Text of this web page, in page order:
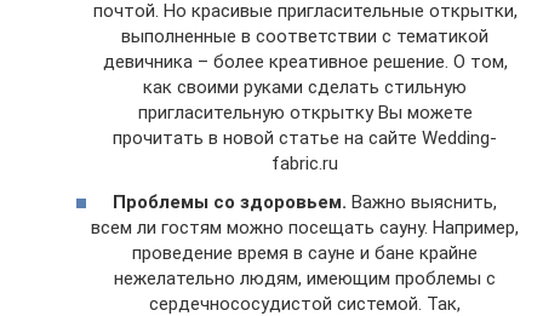
почтой. Но красивые пригласительные открытки,
выполненные в соответствии с тематикой
девичника – более креативное решение. О том,
как своими руками сделать стильную
пригласительную открытку Вы можете
прочитать в новой статье на сайте Wedding-
fabric.ru
Проблемы со здоровьем. Важно выяснить,
всем ли гостям можно посещать сауну. Например,
проведение время в сауне и бане крайне
нежелательно людям, имеющим проблемы с
сердечнососудистой системой. Так,